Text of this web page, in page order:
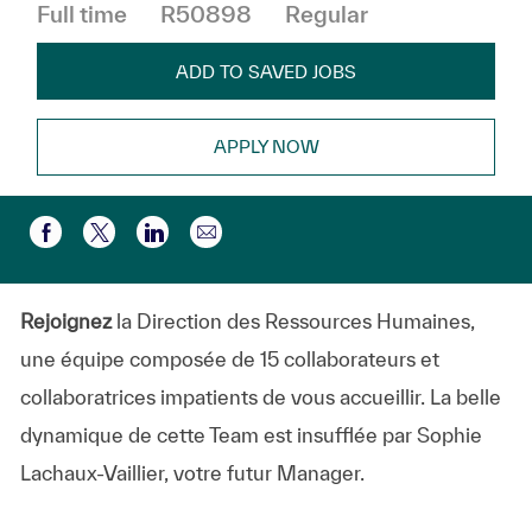
Full time
R50898 Regular
ADD TO SAVED JOBS
APPLY NOW
Share via Facebook
Share via twitter
Share via LinkedIn
Share via email
Rejoignezla Direction des Ressources Humaines,
une équipe composée de 15 collaborateurs et
collaboratrices impatients de vous accueillir. La belle
dynamique de cette Team est insufflée par Sophie
Lachaux-Vaillier, votre futur Manager.